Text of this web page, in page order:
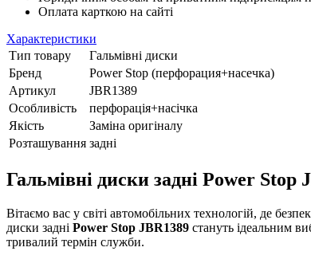
Оплата карткою на сайті
Характеристики
Тип товару
Гальмівні диски
Бренд
Power Stop (перфорация+насечка)
Артикул
JBR1389
Особливість
перфорація+насічка
Якість
Заміна оригіналу
Розташування задні
Гальмівні диски задні Power
Вітаємо вас у світі автомобільних технологій, де
диски задні Power Stop JBR1389 стануть ідеальним
тривалий термін служби.